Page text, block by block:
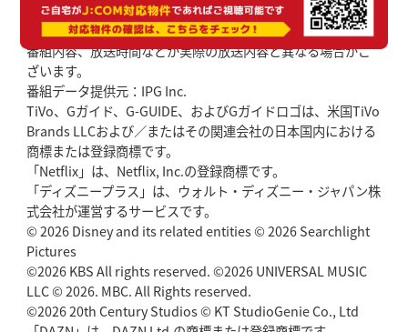
番組内容、放送時間などが実際の放送内容と異なる場合がご
ざいます。
番組データ提供元：IPG Inc.
TiVo、Gガイド、G-GUIDE、およびGガイドロゴは、米国TiVo
Brands LLCおよび／またはその関連会社の日本国内における
商標または登録商標です。
「Netflix」は、Netflix, Inc.の登録商標です。
「ディズニープラス」は、ウォルト・ディズニー・ジャパン株
式会社が運営するサービスです。
© 2026 Disney and its related entities © 2026 Searchlight
Pictures
©2026 KBS All rights reserved. ©2026 UNIVERSAL MUSIC
LLC © 2026. MBC. All Rights reserved.
©2026 20th Century Studios © KT StudioGenie Co., Ltd